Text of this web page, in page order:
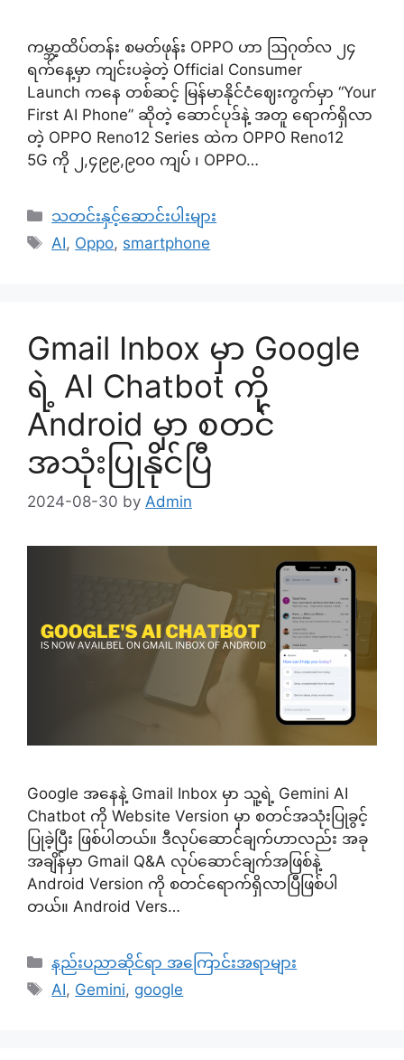
ကမ္ဘာ့ထိပ်တန်း စမတ်ဖုန်း OPPO ဟာ ဩဂုတ်လ ၂၄
ရက်နေ့မှာ ကျင်းပခဲ့တဲ့ Official Consumer
Launch ကနေ တစ်ဆင့် မြန်မာနိုင်ငံဈေးကွက်မှာ “Your
First AI Phone” ဆိုတဲ့ ဆောင်ပုဒ်နဲ့ အတူ ရောက်ရှိလာ
တဲ့ OPPO Reno12 Series ထဲက OPPO Reno12
5G ကို ၂,၄၉၉,၉၀၀ ကျပ် ၊ OPPO…
Categories
သတင်းနှင့်ဆောင်းပါးများ
Tags
AI, Oppo, smartphone
Gmail Inbox မှာ Google
ရဲ့ AI Chatbot ကို
Android မှာ စတင်
အသုံးပြုနိုင်ပြီ
2024-08-30 by Admin
Google အနေနဲ့ Gmail Inbox မှာ သူ့ရဲ့ Gemini AI
Chatbot ကို Website Version မှာ စတင်အသုံးပြုခွင့်
ပြုခဲ့ပြီး ဖြစ်ပါတယ်။ ဒီလုပ်ဆောင်ချက်ဟာလည်း အခု
အချိန်မှာ Gmail Q&A လုပ်ဆောင်ချက်အဖြစ်နဲ့
Android Version ကို စတင်ရောက်ရှိလာပြီဖြစ်ပါ
တယ်။ Android Vers…
Categories
နည်းပညာဆိုင်ရာ အကြောင်းအရာများ
Tags
AI, Gemini, google